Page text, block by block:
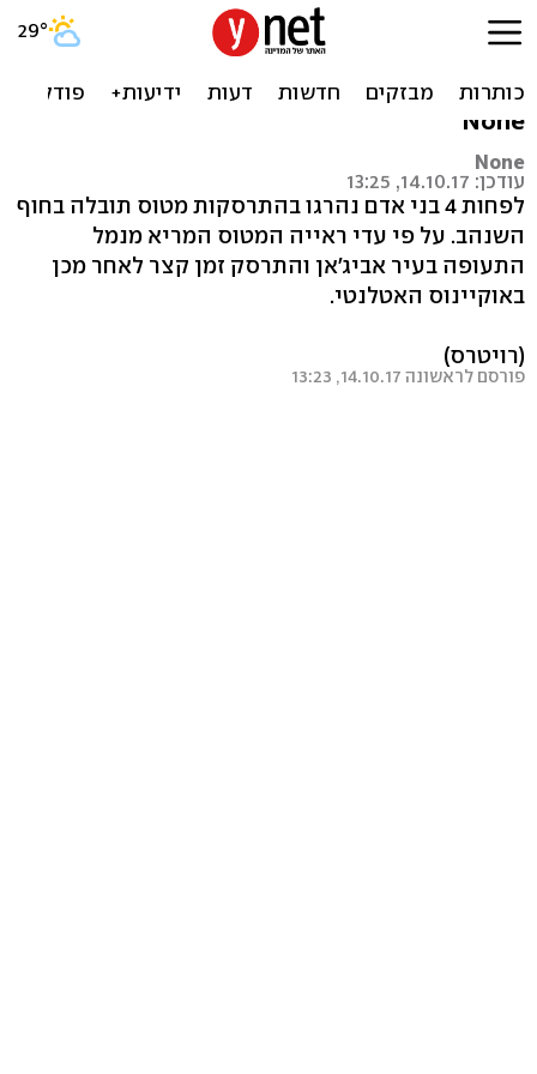
לפחות 4 הרוגים בהתרסקות
מטוס סמוך לחוף השנהב
None
None
עודכן: 14.10.17, 13:25
לפחות 4 בני אדם נהרגו בהתרסקות מטוס תובלה בחוף
השנהב. על פי עדי ראייה המטוס המריא מנמל
התעופה בעיר אביג'אן והתרסק זמן קצר לאחר מכן
באוקיינוס האטלנטי.
(רויטרס)
פורסם לראשונה 14.10.17, 13:23